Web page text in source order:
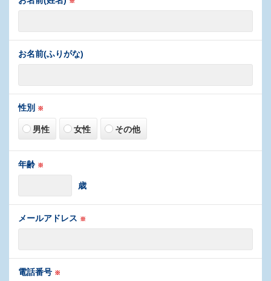
お名前(ふりがな)
性別 ※
男性 女性 その他
年齢 ※
歳
メールアドレス ※
電話番号 ※